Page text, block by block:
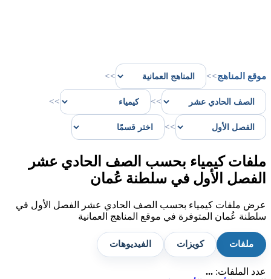
موقع المناهج>>
>>
>>
>>
>>
ملفات كيمياء بحسب الصف الحادي عشر
الفصل الأول في سلطنة عُمان
عرض ملفات كيمياء بحسب الصف الحادي عشر الفصل الأول في
سلطنة عُمان المتوفرة في موقع المناهج العمانية
ملفات كويزات الفيديوهات
عدد الملفات: ...